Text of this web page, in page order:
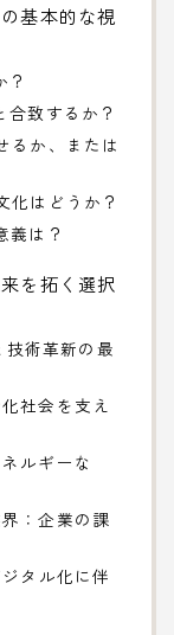
基本的な視
致するか？
るか、または
化はどうか？
義は？
を拓く選択
術革新の最
社会を支え
ルギーな
：企業の課
タル化に伴